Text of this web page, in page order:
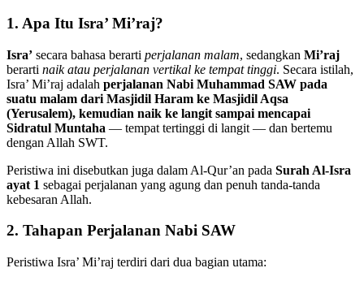
1. Apa Itu Isra’ Mi’raj?
Isra’ secara bahasa berarti perjalanan malam, sedangkan Mi’raj
berarti naik atau perjalanan vertikal ke tempat tinggi. Secara istilah,
Isra’ Mi’raj adalah perjalanan Nabi Muhammad SAW pada
suatu malam dari Masjidil Haram ke Masjidil Aqsa
(Yerusalem), kemudian naik ke langit sampai mencapai
Sidratul Muntaha — tempat tertinggi di langit — dan bertemu
dengan Allah SWT.
Peristiwa ini disebutkan juga dalam Al-Qur’an pada Surah Al-Isra
ayat 1 sebagai perjalanan yang agung dan penuh tanda-tanda
kebesaran Allah.
2. Tahapan Perjalanan Nabi SAW
Peristiwa Isra’ Mi’raj terdiri dari dua bagian utama: